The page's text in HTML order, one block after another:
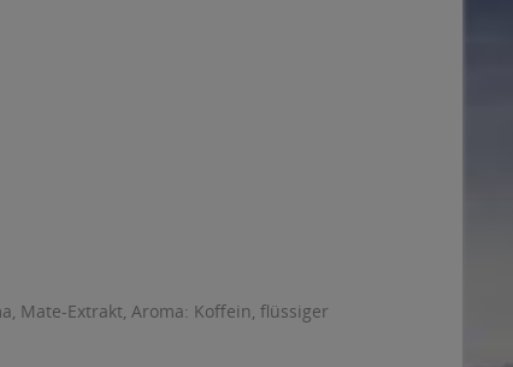
Mate-Extrakt, Aroma: Koffein, flüssiger